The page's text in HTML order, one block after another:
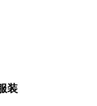
装